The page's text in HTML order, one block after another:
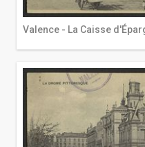
Valence - La Caisse